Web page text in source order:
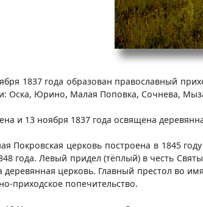
1837 года образован православный
Оска, Юрино, Малая Поповка, Сочнева,
и 13 ноября 1837 года освящена
Покровская церковь построена в 1845
года. Левый придел (тёплый) в честь
деревянная церковь. Главный престол во
приходское попечительство.